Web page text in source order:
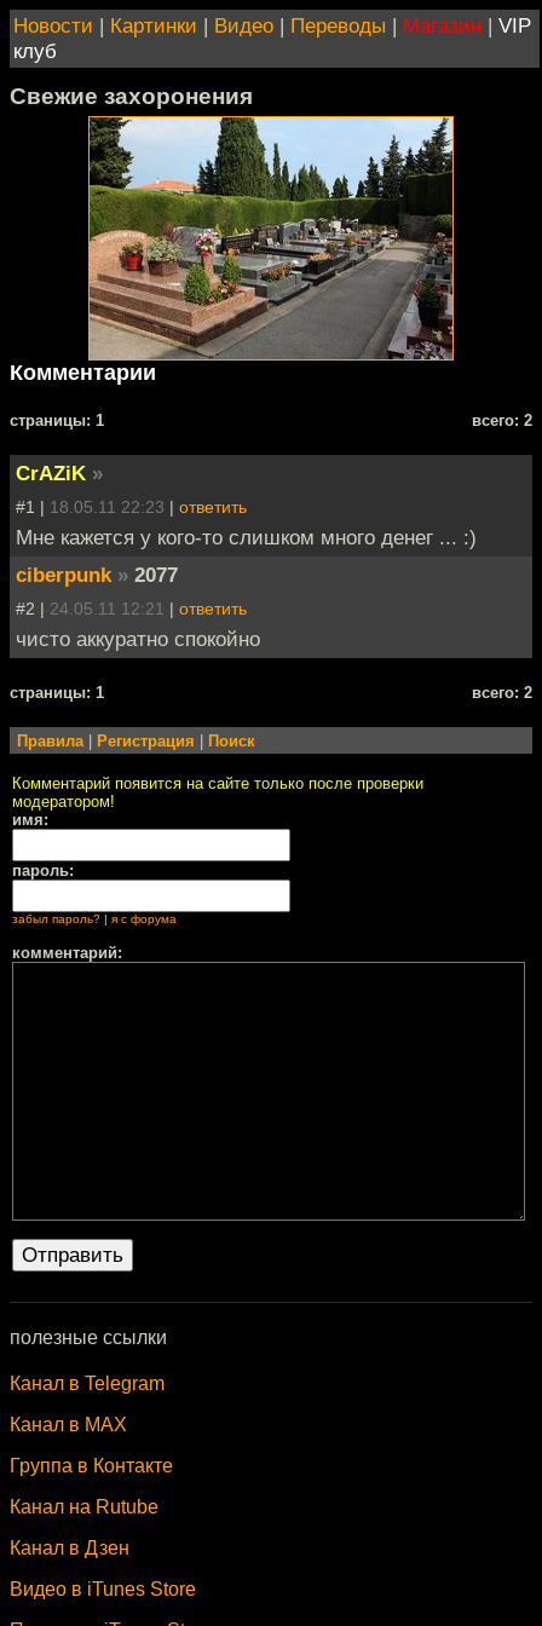
Новости | Картинки | Видео | Переводы | Магазин | VIP
клуб
Свежие захоронения
Комментарии
cтраницы: 1 всего: 2
CrAZiK »
#1 | 18.05.11 22:23 | ответить
Мне кажется у кого-то слишком много денег ... :)
ciberpunk » 2077
#2 | 24.05.11 12:21 | ответить
чисто аккуратно спокойно
cтраницы: 1 всего: 2
Правила Регистрация Поиск
Комментарий появится на сайте только после проверки
модератором!
имя:
пароль:
забыл пароль? | я с форума
комментарий:
полезные ссылки
Канал в Telegram
Канал в MAX
Группа в Контакте
Канал на Rutube
Канал в Дзен
Видео в iTunes Store